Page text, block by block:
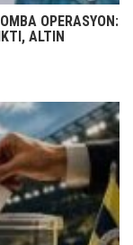
OPERASYON:
ALTIN